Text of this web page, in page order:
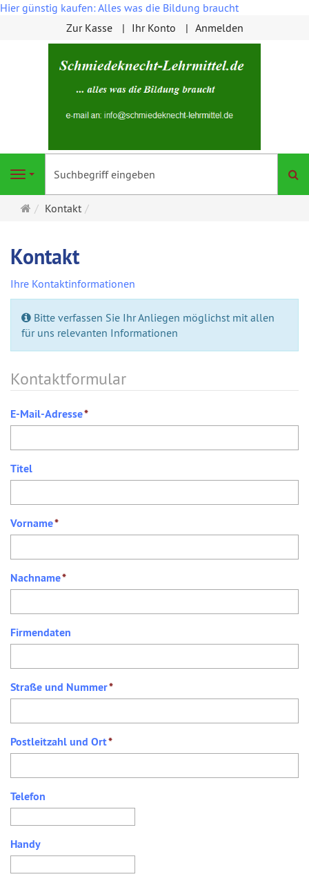
Hier günstig kaufen: Alles was die Bildung braucht
Zur Kasse
Ihr Konto Anmelden
Navigation
Startseite
Kontakt
Kontakt
Ihre Kontaktinformationen
Bitte verfassen Sie Ihr Anliegen möglichst mit allen
für uns relevanten Informationen
Kontaktformular
E-Mail-Adresse*
Titel
Vorname*
Nachname*
Firmendaten
Straße und Nummer*
Postleitzahl und Ort*
Telefon
Handy